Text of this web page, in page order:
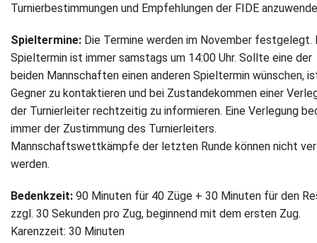
Turnierbestimmungen und Empfehlungen der FIDE
Spieltermine: Die Termine werden im November festgelegt.
Spieltermin ist immer samstags um 14:00 Uhr. Sollte eine der
beiden Mannschaften einen anderen Spieltermin wünschen,
Gegner zu kontaktieren und bei Zustandekommen einer
der Turnierleiter rechtzeitig zu informieren. Eine Verlegung
immer der Zustimmung des Turnierleiters.
Mannschaftswettkämpfe der letzten Runde können nicht
werden.
Bedenkzeit: 90 Minuten für 40 Züge + 30 Minuten für den
zzgl. 30 Sekunden pro Zug, beginnend mit dem ersten Zug.
Karenzzeit: 30 Minuten